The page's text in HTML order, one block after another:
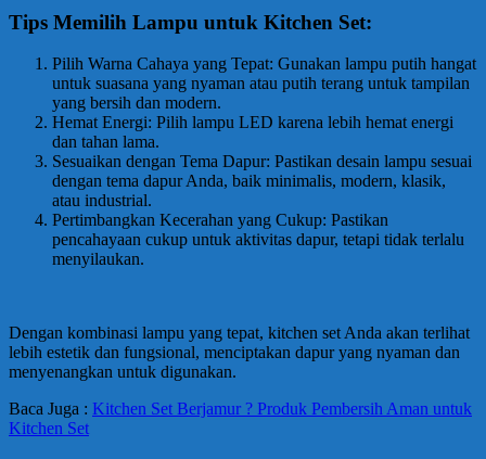
Tips Memilih Lampu untuk Kitchen Set:
Pilih Warna Cahaya yang Tepat: Gunakan lampu putih hangat
untuk suasana yang nyaman atau putih terang untuk tampilan
yang bersih dan modern.
Hemat Energi: Pilih lampu LED karena lebih hemat energi
dan tahan lama.
Sesuaikan dengan Tema Dapur: Pastikan desain lampu sesuai
dengan tema dapur Anda, baik minimalis, modern, klasik,
atau industrial.
Pertimbangkan Kecerahan yang Cukup: Pastikan
pencahayaan cukup untuk aktivitas dapur, tetapi tidak terlalu
menyilaukan.
Dengan kombinasi lampu yang tepat, kitchen set Anda akan terlihat
lebih estetik dan fungsional, menciptakan dapur yang nyaman dan
menyenangkan untuk digunakan.
Baca Juga : Kitchen Set Berjamur ? Produk Pembersih Aman untuk
Kitchen Set